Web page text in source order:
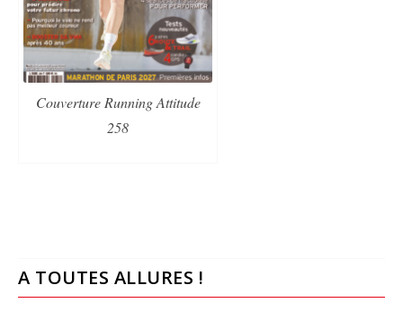
Couverture Running Attitude
258
A TOUTES ALLURES !